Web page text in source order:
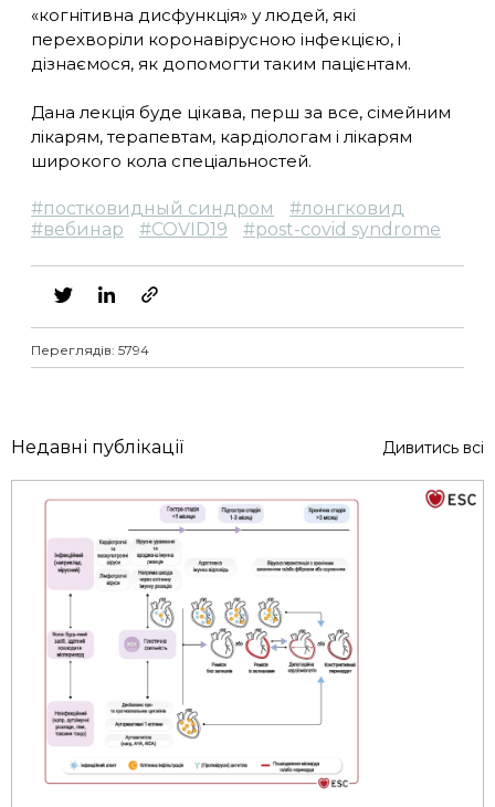
«когнітивна дисфункція» у людей, які
перехворіли коронавірусною інфекцією, і
дізнаємося, як допомогти таким пацієнтам.
Дана лекція буде цікава, перш за все, сімейним
лікарям, терапевтам, кардіологам і лікарям
широкого кола спеціальностей.
#постковидный синдром #лонгковид
#вебинар #COVID19 #post-covid syndrome
Переглядів: 5794
Недавні публікації Дивитись всі